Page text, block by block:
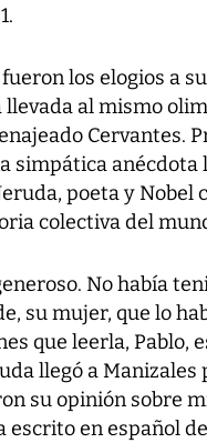
los elogios a
llevada al mismo
Cervantes.
simpática
poeta y Nobel
colectiva del
No había
su mujer, que lo
que leerla, Pablo,
llegó a
su opinión sobre
escrito en español